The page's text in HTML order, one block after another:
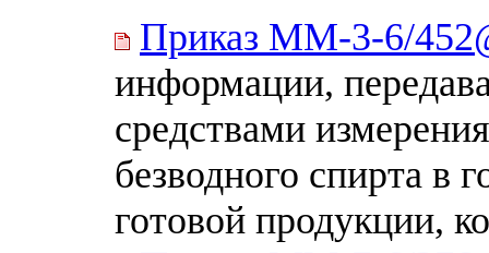
Приказ ММ-3-6/
информации,
средствами
безводного спирта в
готовой продукции,